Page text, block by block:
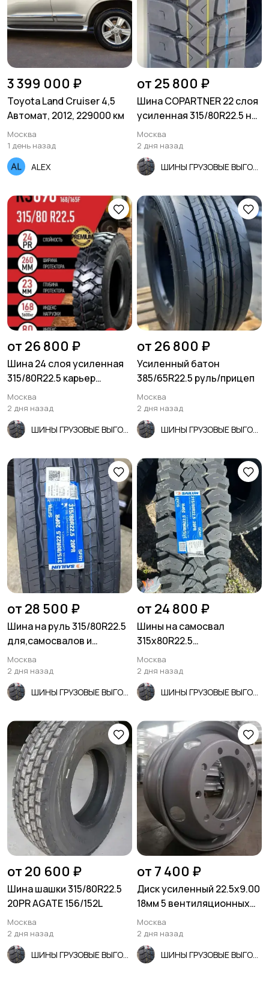
3 399 000 ₽
Toyota Land Cruiser 4,5
Автомат, 2012, 229000 км
Москва
1 день назад
ALEX
от 25 800 ₽
Шина COPARTNER 22 слоя
усиленная 315/80R22.5 на
самосвал
Москва
2 дня назад
от 26 800 ₽
Шина 24 слоя усиленная
315/80R22.5 карьер
самосвал
Москва
2 дня назад
от 26 800 ₽
Усиленный батон
385/65R22.5 руль/прицеп
Москва
2 дня назад
от 28 500 ₽
Шина на руль 315/80R22.5
для,самосвалов и
спецтехники
Москва
2 дня назад
от 24 800 ₽
Шины на самосвал
315х80R22.5
качественные
Москва
2 дня назад
от 20 600 ₽
Шина шашки 315/80R22.5
20PR AGATE 156/152L
Москва
2 дня назад
от 7 400 ₽
Диск усиленный 22.5x9.00
18мм 5 вентиляционных
отверстий
Москва
2 дня назад